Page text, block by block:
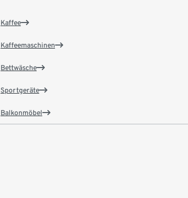
Kaffee
Kaffeemaschinen
Bettwäsche
Sportgeräte
Balkonmöbel